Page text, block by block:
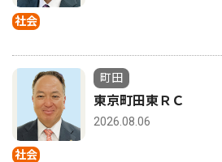
社会
社会
町田
東京町田東ＲＣ
2026.08.06